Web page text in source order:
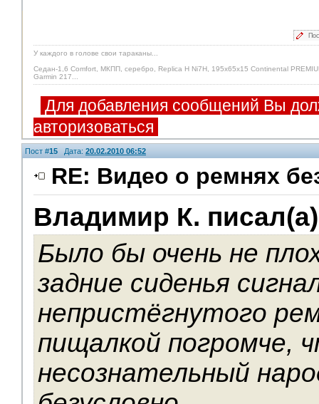
У каждого в голове свои тараканы...
Седан-1,6 Comfort, МКПП, серебро, Replica H Ni7H, 195х65х15 Continental
Garmin 217...
Для добавления сообщений Вы
авторизоваться
Пост #15 Дата: 20.02.2010 06:52
RE: Видео о ремнях
Владимир К.
Было бы очень не
задние сиденья
непристёгнутого
пищалкой погромче,
несознательный
V.I.P.